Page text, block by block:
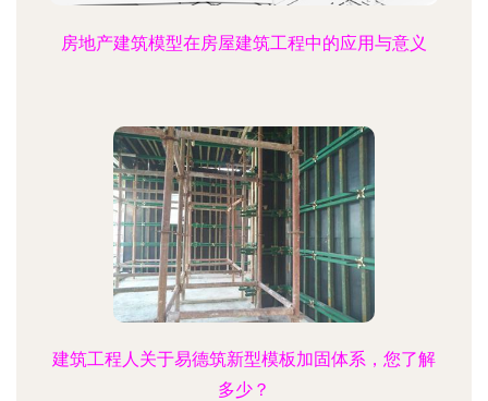
房地产建筑模型在房屋建筑工程中的应用与意义
建筑工程人关于易德筑新型模板加固体系，您了解
多少？